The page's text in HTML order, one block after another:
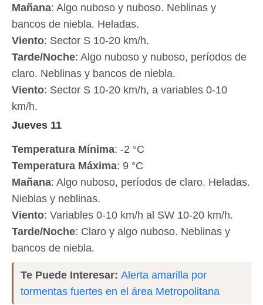
Mañana: Algo nuboso y nuboso. Neblinas y
bancos de niebla. Heladas.
Viento: Sector S 10-20 km/h.
Tarde/Noche: Algo nuboso y nuboso, períodos de
claro. Neblinas y bancos de niebla.
Viento: Sector S 10-20 km/h, a variables 0-10
km/h.
Jueves 11
Temperatura Mínima: -2 °C
Temperatura Máxima: 9 °C
Mañana: Algo nuboso, períodos de claro. Heladas.
Nieblas y neblinas.
Viento: Variables 0-10 km/h al SW 10-20 km/h.
Tarde/Noche: Claro y algo nuboso. Neblinas y
bancos de niebla.
Te Puede Interesar: Alerta amarilla por
tormentas fuertes en el área Metropolitana